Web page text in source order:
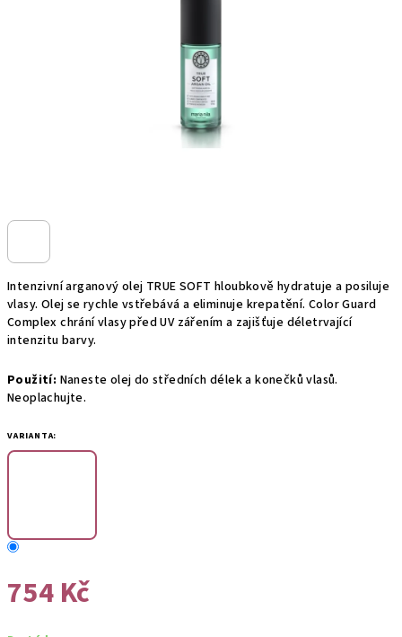
Intenzivní arganový olej TRUE SOFT hloubkově hydratuje a posiluje
vlasy. Olej se rychle vstřebává a eliminuje krepatění. Color Guard
Complex chrání vlasy před UV zářením a zajišťuje déletrvající
intenzitu barvy.
Použití: Naneste olej do středních délek a konečků vlasů.
Neoplachujte.
VARIANTA:
754 Kč